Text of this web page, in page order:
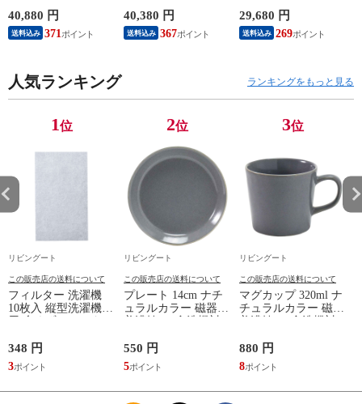
収納 食器棚 収納 キ
ッチン 飾り棚 完成
品 キッチンキャビネ
れ ）
40,880 円
送料込み 371
ー 作業台 家電ラッ
ク 収納 可動棚 お掃
除ロボット対応 食器
40,380 円
送料込み 367
ワゴン 袖机 収納 キ
ャスター付き ワゴン
脇机 シンプル デス
し 小物収納 木製 木
29,680 円
送料込み 269
人気ランキング ランキングをもっと見る
1位
リビングート
この販売店の送料について
フィルター 洗濯機
10枚入 縦型洗濯機専
ミ取り 糸くず ゴミ
使い捨て 抗菌 洗濯
くず取り 排水口 ご
348 円
3
2位
リビングート
この販売店の送料について
プレート 14cm ナチ
ュラルカラー 磁器
ケーキ皿 デザート皿
取り皿 小皿 日本製
デザートプレート ケ
550 円
5
3位
リビングート
この販売店の送料について
マグカップ 320ml ナ
チュラルカラー 磁器
マグ コップ カップ
コーヒー 紅茶 珈琲
カフェオレ ミルク
880 円
8